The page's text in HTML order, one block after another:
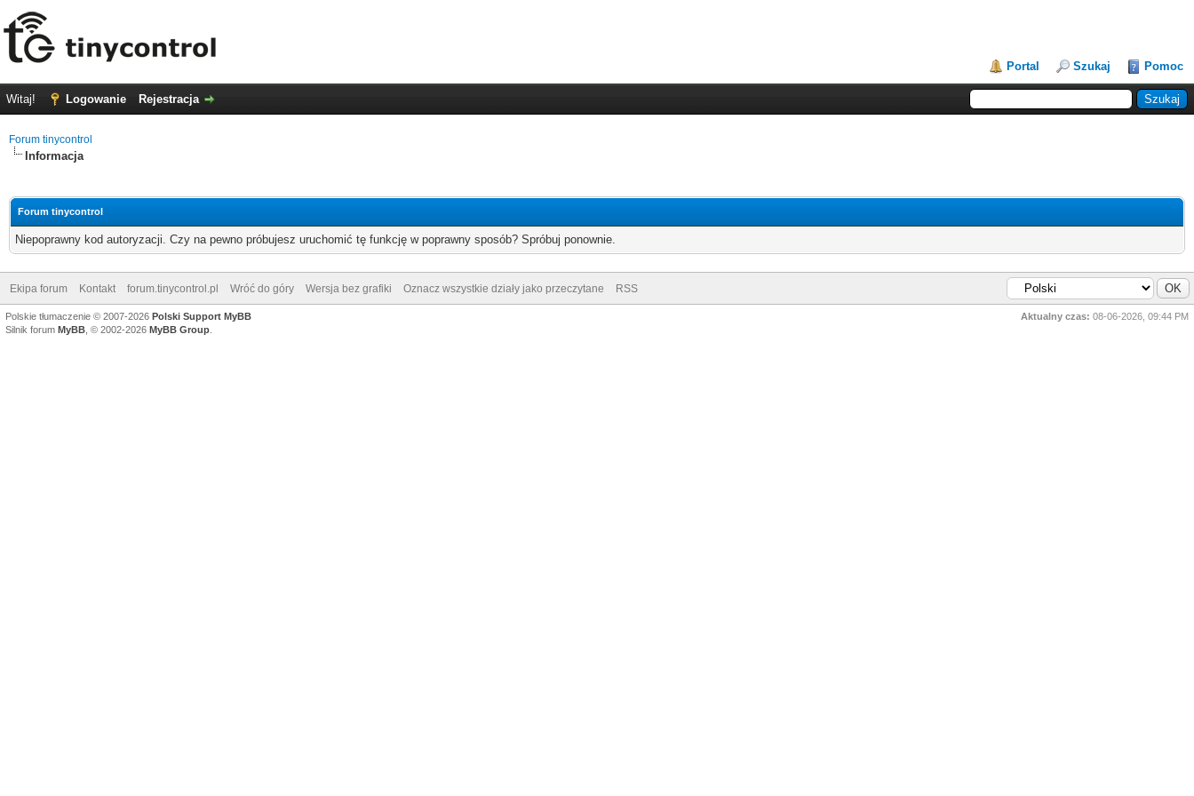
Portal Szukaj Pomoc
Witaj! Logowanie Rejestracja
Forum tinycontrol
Informacja
Forum tinycontrol
Niepoprawny kod autoryzacji. Czy na pewno próbujesz uruchomić tę funkcję w poprawny sposób? Spróbuj ponownie.
Ekipa forum Kontakt forum.tinycontrol.pl Wróć do góry Wersja bez grafiki Oznacz wszystkie działy jako przeczytane RSS
Aktualny czas: 08-06-2026, 09:44 PM
Polskie tłumaczenie © 2007-2026 Polski Support MyBB
Silnik forum MyBB , © 2002-2026 MyBB Group